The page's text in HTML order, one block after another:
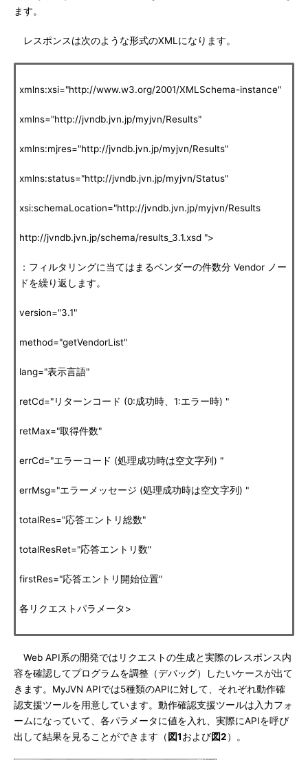
ます。
レスポンスは次のような形式のXMLになります。
xmlns:xsi="http://www.w3.org/2001/XMLSchema-instance"
xmlns="http://jvndb.jvn.jp/myjvn/Results"
xmlns:mjres="http://jvndb.jvn.jp/myjvn/Results"
xmlns:status="http://jvndb.jvn.jp/myjvn/Status"
xsi:schemaLocation="http://jvndb.jvn.jp/myjvn/Results
http://jvndb.jvn.jp/schema/results_3.1.xsd ">
：フィルタリングに当てはまるベンダーの件数分 Vendor ノー
ドを繰り返します。
version="3.1"
method="getVendorList"
lang="表示言語"
retCd="リターンコード (0:成功時、1:エラー時) "
retMax="取得件数"
errCd="エラーコード (処理成功時は空文字列) "
errMsg="エラーメッセージ (処理成功時は空文字列) "
totalRes="応答エントリ総数"
totalResRet="応答エントリ数"
firstRes="応答エントリ開始位置"
各リクエストパラメータ>
Web API系の開発ではリクエストの生成と実際のレスポンス内
容を確認してプログラムを調整（デバッグ）したいケースが出て
きます。MyJVN APIでは5種類のAPIに対して、それぞれ動作確
認支援ツールを用意しています。動作確認支援ツールは入力フォ
ームになっていて、各パラメータに値を入れ、実際にAPIを呼び
出して結果を見ることができます（ 図1および図2）。